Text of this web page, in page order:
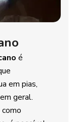
é
em pias,
geral.